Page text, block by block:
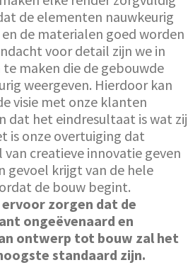
de elementen nauwkeurig
de materialen goed worden
voor detail zijn we in
maken die de gebouwde
weergeven. Hierdoor kan
visie met onze klanten
dat het eindresultaat is wat zij
is onze overtuiging dat
van creatieve innovatie geven
gevoel krijgt van de hele
de bouw begint.
zorgen dat de
ongeëvenaard en
ontwerp tot bouw zal het
standaard zijn.